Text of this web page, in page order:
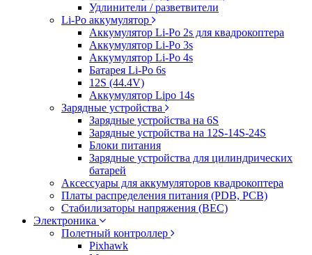
Удлинители / разветвители
Li-Po аккумулятор
Аккумулятор Li-Po 2s для квадрокоптера
Аккумулятор Li-Po 3s
Аккумулятор Li-Po 4s
Батарея Li-Po 6s
12S (44.4V)
Аккумулятор Lipo 14s
Зарядные устройства
Зарядные устройства на 6S
Зарядные устройства на 12S-14S-24S
Блоки питания
Зарядные устройства для цилиндрических
батарей
Аксессуары для аккумуляторов квадрокоптера
Платы распределения питания (PDB, PCB)
Стабилизаторы напряжения (BEC)
Электроника
Полетный контроллер
Pixhawk